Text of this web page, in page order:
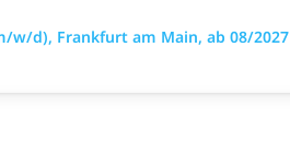
w/d), Frankfurt am Main, ab 08/2027